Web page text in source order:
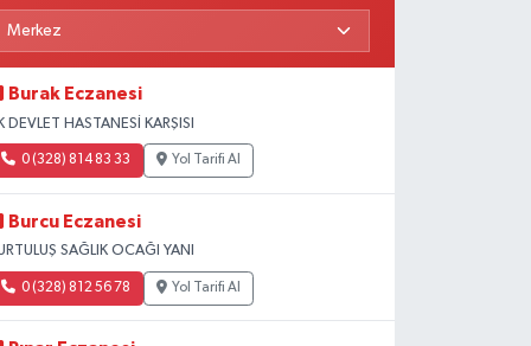
Burak Eczanesi
DEVLET HASTANESİ KARŞISI
0 (328) 814 83 33 Yol Tarifi Al
Burcu Eczanesi
SAĞLIK OCAĞI YANI
0 (328) 812 56 78 Yol Tarifi Al